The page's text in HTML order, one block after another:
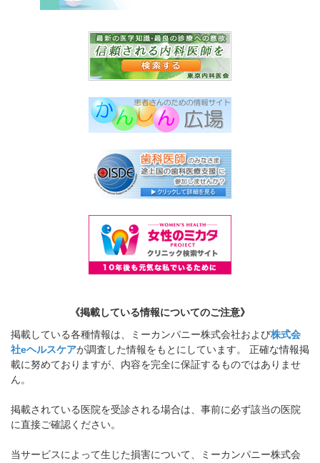
《掲載している情報についてのご注意》
掲載している各種情報は、ミーカンパニー株式会社および株式会
社eヘルスケアが調査した情報をもとにしています。 正確な情報掲
載に努めておりますが、内容を完全に保証するものではありませ
ん。
掲載されている医院を受診される場合は、事前に必ず該当の医院
に直接ご確認ください。
当サービスによって生じた損害について、ミーカンパニー株式会